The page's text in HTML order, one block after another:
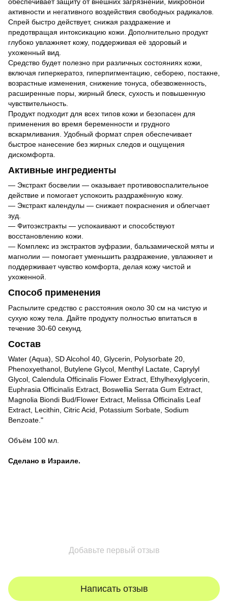
активности и негативного воздействия свободных радикалов.
Спрей быстро действует, снижая раздражение и
предотвращая интоксикацию кожи. Дополнительно продукт
глубоко увлажняет кожу, поддерживая её здоровый и
ухоженный вид.
Средство будет полезно при различных состояниях кожи,
включая гиперкератоз, гиперпигментацию, себорею, постакне,
возрастные изменения, снижение тонуса, обезвоженность,
расширенные поры, жирный блеск, сухость и повышенную
чувствительность.
Продукт подходит для всех типов кожи и безопасен для
применения во время беременности и грудного
вскармливания. Удобный формат спрея обеспечивает
быстрое нанесение без жирных следов и ощущения
дискомфорта.
Активные ингредиенты
— Экстракт босвелии — оказывает противовоспалительное
действие и помогает успокоить раздражённую кожу.
— Экстракт календулы — снижает покраснения и облегчает
зуд.
— Фитоэкстракты — успокаивают и способствуют
восстановлению кожи.
— Комплекс из экстрактов эуфразии, бальзамической мяты и
магнолии — помогает уменьшить раздражение, увлажняет и
поддерживает чувство комфорта, делая кожу чистой и
ухоженной.
Способ применения
Распылите средство с расстояния около 30 см на чистую и
сухую кожу тела. Дайте продукту полностью впитаться в
течение 30-60 секунд.
Состав
Water (Aqua), SD Alcohol 40, Glycerin, Polysorbate 20,
Phenoxyethanol, Butylene Glycol, Menthyl Lactate, Caprylyl
Glycol, Calendula Officinalis Flower Extract, Ethylhexylglycerin,
Euphrasia Officinalis Extract, Boswellia Serrata Gum Extract,
Magnolia Biondi Bud/Flower Extract, Melissa Officinalis Leaf
Extract, Lecithin, Citric Acid, Potassium Sorbate, Sodium
Benzoate."
Объём 100 мл.
Сделано в Израиле.
Добавьте первый отзыв
Написать отзыв